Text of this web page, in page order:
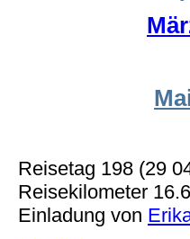
Reisetag 198 (29
Reisekilometer
Einladung von